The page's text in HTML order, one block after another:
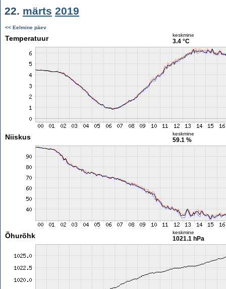
22. märts 2019
<< Eelmine päev
Temperatuur keskmine
3.4 °C
Niiskus keskmine
59.1 %
Õhurõhk keskmine
1021.1 hPa